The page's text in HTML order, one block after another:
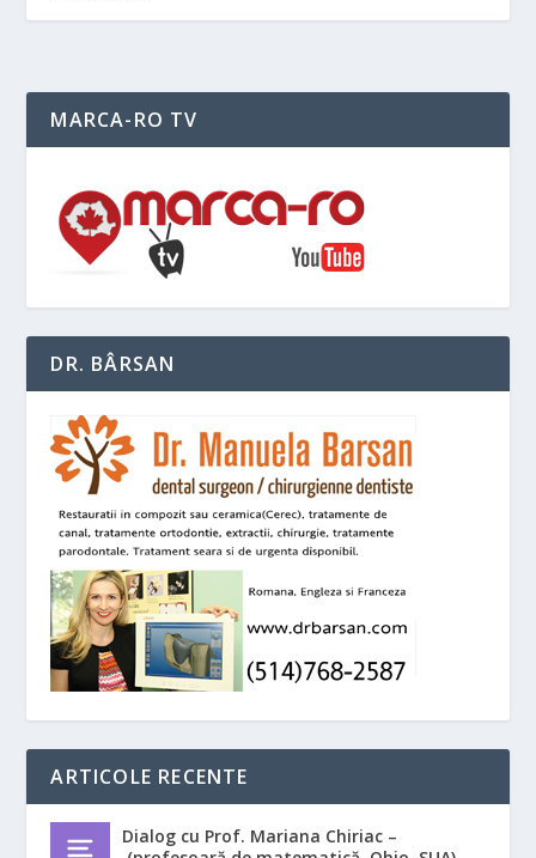
MARCA-RO TV
DR. BÂRSAN
ARTICOLE RECENTE
Dialog cu Prof. Mariana Chiriac –